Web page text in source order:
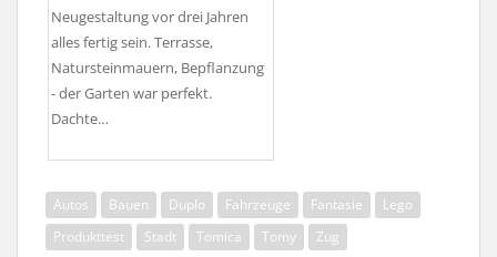
Neugestaltung vor drei Jahren
alles fertig sein. Terrasse,
Natursteinmauern, Bepflanzung
- der Garten war perfekt.
Dachte…
Autos Bauen Duplo Fahrzeuge Fantasie
Lego
Produkttest
Stadt Tomica Tomy Zug